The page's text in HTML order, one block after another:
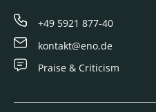
+49 5921 877-40
kontakt@eno.de
Praise & Criticism